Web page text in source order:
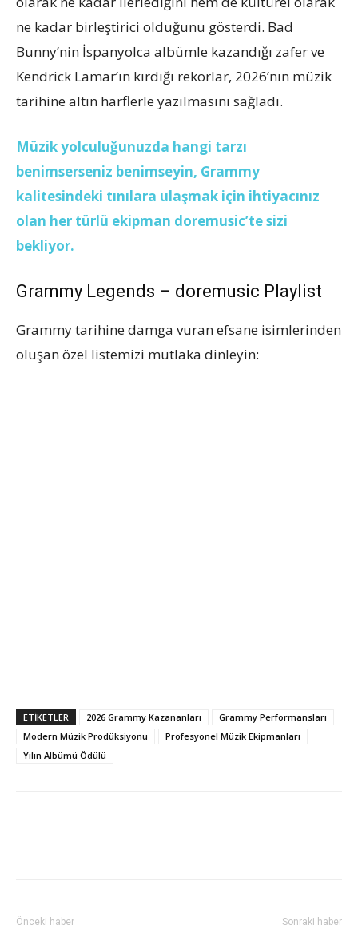
ne kadar birleştirici olduğunu gösterdi. Bad
Bunny’nin İspanyolca albümle kazandığı zafer ve
Kendrick Lamar’ın kırdığı rekorlar, 2026’nın müzik
tarihine altın harflerle yazılmasını sağladı.
Müzik yolculuğunuzda hangi tarzı
benimserseniz benimseyin, Grammy
kalitesindeki tınılara ulaşmak için ihtiyacınız
olan her türlü ekipman doremusic’te sizi
bekliyor.
Grammy Legends – doremusic Playlist
Grammy tarihine damga vuran efsane isimlerinden
oluşan özel listemizi mutlaka dinleyin:
ETİKETLER 2026 Grammy Kazananları
Grammy Performansları
Modern Müzik Prodüksiyonu
Profesyonel Müzik Ekipmanları
Yılın Albümü Ödülü
Önceki haber Sonraki haber